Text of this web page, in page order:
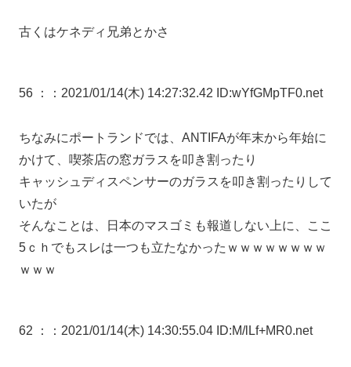
古くはケネディ兄弟とかさ
56 ： ：2021/01/14(木) 14:27:32.42 ID:wYfGMpTF0.net
ちなみにポートランドでは、ANTIFAが年末から年始に
かけて、喫茶店の窓ガラスを叩き割ったり
キャッシュディスペンサーのガラスを叩き割ったりして
いたが
そんなことは、日本のマスゴミも報道しない上に、ここ
5ｃｈでもスレは一つも立たなかったｗｗｗｗｗｗｗｗ
ｗｗｗ
62 ： ：2021/01/14(木) 14:30:55.04 ID:M/lLf+MR0.net